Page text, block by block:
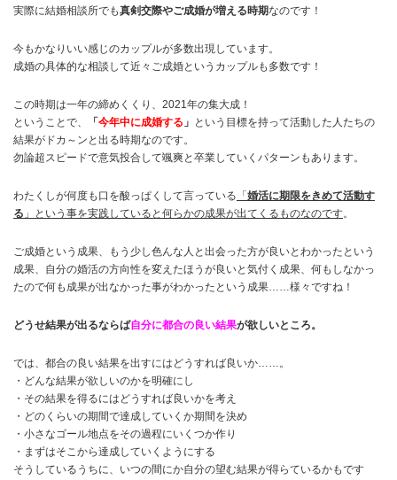
実際に結婚相談所でも真剣交際やご成婚が増える時期なのです！
今もかなりいい感じのカップルが多数出現しています。
成婚の具体的な相談して近々ご成婚というカップルも多数です！
この時期は一年の締めくくり、2021年の集大成！
ということで、
「 今年中に成婚する 」 という目標を持って活動した人たちの
結果がドカ～ンと出る時期なのです。
勿論超スピードで意気投合して颯爽と卒業していくパターンもあります。
わたくしが何度も口を酸っぱくして言っている 「 婚活に期限をきめて活動す
る 」という事を実践していると何らかの成果が出てくるものなのです。
ご成婚という成果、もう少し色んな人と出会った方が良いとわかったという
成果、自分の婚活の方向性を変えたほうが良いと気付く成果、何もしなかっ
たので何も成果が出なかった事がわかったという成果……様々ですね！
どうせ結果が出るならば自分に都合の良い結果が欲しいところ。
では、都合の良い結果を出すにはどうすれば良いか……。
・どんな結果が欲しいのかを明確にし
・その結果を得るにはどうすれば良いかを考え
・どのくらいの期間で達成していくか期間を決め
・小さなゴール地点をその過程にいくつか作り
・まずはそこから達成していくようにする
そうしているうちに、いつの間にか自分の望む結果が得らているかもです